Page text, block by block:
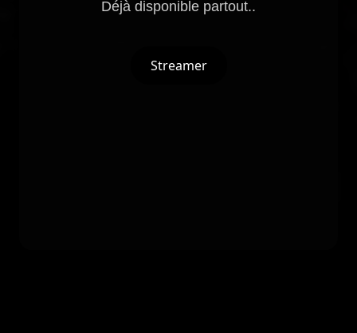
Déjà disponible partout..
Streamer